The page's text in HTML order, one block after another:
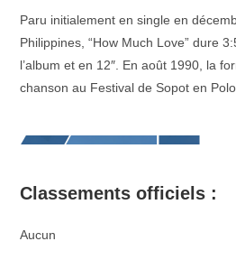
Paru initialement en single en
Philippines, “How Much Love” dure
l’album et en 12″. En août 1990, la
chanson au Festival de Sopot en
Classements officiels :
Aucun